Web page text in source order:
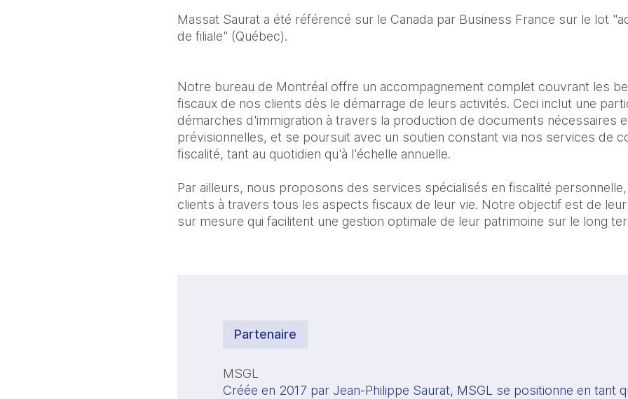
Massat Saurat a été référencé sur le Canada par Business France sur le lot
de filiale" (Québec).
Notre bureau de Montréal offre un accompagnement complet couvrant les
fiscaux de nos clients dès le démarrage de leurs activités. Ceci inclut une
démarches d'immigration à travers la production de documents nécessaires
prévisionnelles, et se poursuit avec un soutien constant via nos services de
fiscalité, tant au quotidien qu'à l'échelle annuelle.
Par ailleurs, nous proposons des services spécialisés en fiscalité
clients à travers tous les aspects fiscaux de leur vie. Notre objectif est de
sur mesure qui facilitent une gestion optimale de leur patrimoine sur le long
Partenaire
MSGL
Créée en 2017 par Jean-Philippe Saurat, MSGL se positionne en tant